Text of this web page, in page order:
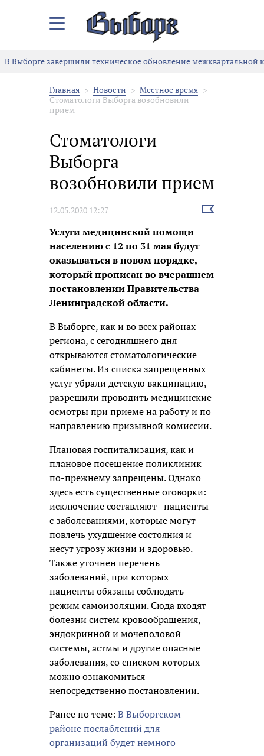
Закрыть/
меню
В Выборге завершили техническое обновление межквартальной
Главная Новости
Местное время
Стоматологи Выборга возобновили
прием
Стоматологи
Выборга
возобновили прием
12.05.2020 12:27
Выбрать
Услуги медицинской помощи
населению с 12 по 31 мая будут
оказываться в новом порядке,
который прописан во вчерашнем
постановлении Правительства
Ленинградской области.
В Выборге, как и во всех районах
региона, с сегодняшнего дня
открываются стоматологические
кабинеты. Из списка запрещенных
услуг убрали детскую вакцинацию,
разрешили проводить медицинские
осмотры при приеме на работу и по
направлению призывной комиссии.
Плановая госпитализация, как и
плановое посещение поликлиник
по-прежнему запрещены. Однако
здесь есть существенные оговорки:
исключение составляют пациенты
с заболеваниями, которые могут
повлечь ухудшение состояния и
несут угрозу жизни и здоровью.
Также уточнен перечень
заболеваний, при которых
пациенты обязаны соблюдать
режим самоизоляции. Сюда входят
болезни систем кровообращения,
эндокринной и мочеполовой
системы, астмы и другие опасные
заболевания, со списком которых
можно ознакомиться
непосредственно постановлении.
Ранее по теме: В Выборгском
районе послаблений для
организаций будет немного